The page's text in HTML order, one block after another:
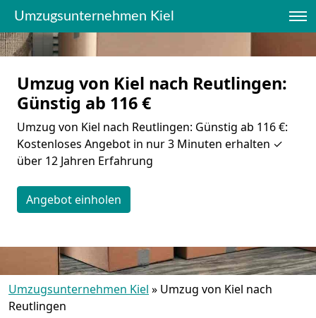
Umzugsunternehmen Kiel
Umzug von Kiel nach Reutlingen:
Günstig ab 116 €
Umzug von Kiel nach Reutlingen: Günstig ab 116 €:
Kostenloses Angebot in nur 3 Minuten erhalten ✓
über 12 Jahren Erfahrung
Angebot einholen
Umzugsunternehmen Kiel » Umzug von Kiel nach
Reutlingen